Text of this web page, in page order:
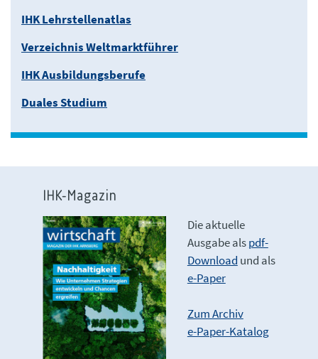
IHK Lehrstellenatlas
Verzeichnis Weltmarktführer
IHK Ausbildungsberufe
Duales Studium
IHK-Magazin
Die aktuelle
Ausgabe alspdf-
Download und als
e-Paper
Zum Archiv
e-Paper-Katalog